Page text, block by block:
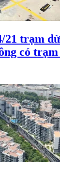
21 trạm
có trạm